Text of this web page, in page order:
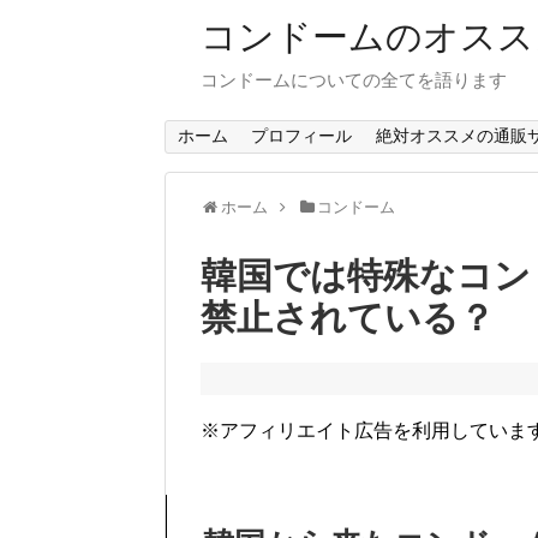
コンドームのオス
コンドームについての全てを語ります
ホーム プロフィール 絶対オススメの通販
ホーム コンドーム
韓国では特殊なコ
禁止されている？
※アフィリエイト広告を利用していま